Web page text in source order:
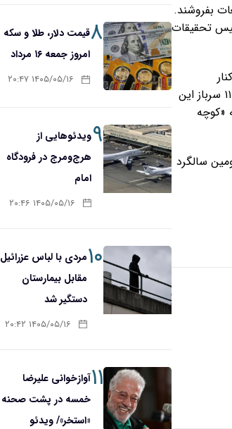
بفروشند.
تحقیقات
واحدهایی از لشکر ششم هوابرد بریتانیا با نیروهای آلمانی جنگیدند. در جریان این نبردها، تنها طی دو روز حدود ۱۱۰ سرباز این
«کوچه
سالگرد
۸قیمت دلار، طلا و سکه
امروز جمعه ۱۶ مرداد
۱۴۰۵/۰۵/۱۶ ۲۰:۴۷
۹ویدئوهایی از
هرج‌ومرج در فرودگاه
امام
۱۴۰۵/۰۵/۱۶ ۲۰:۴۶
۱۰مردی با لباس عزرائیل
مقابل بیمارستان
دستگیر شد
۱۴۰۵/۰۵/۱۶ ۲۰:۴۲
۱۱آوازخوانی علیرضا
خمسه در پشت صحنه
«استخر»/ ویدئو